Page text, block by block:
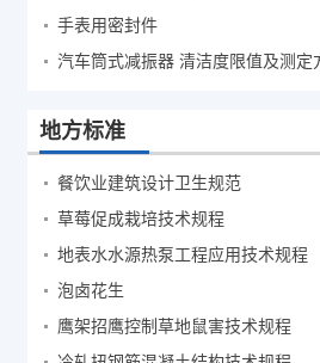
手表用密封件
汽车筒式减振器 清洁度限值及测定
地方标准
餐饮业建筑设计卫生规范
草莓促成栽培技术规程
地表水水源热泵工程应用技术规程
泡卤花生
鹰架招鹰控制草地鼠害技术规程